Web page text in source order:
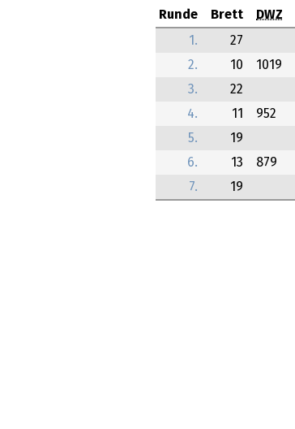
Runde Brett DWZ
1.
27
2.
10 1019
3.
22
4.
11 952
5.
19
6.
13 879
7.
19